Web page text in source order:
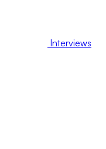
Interviews